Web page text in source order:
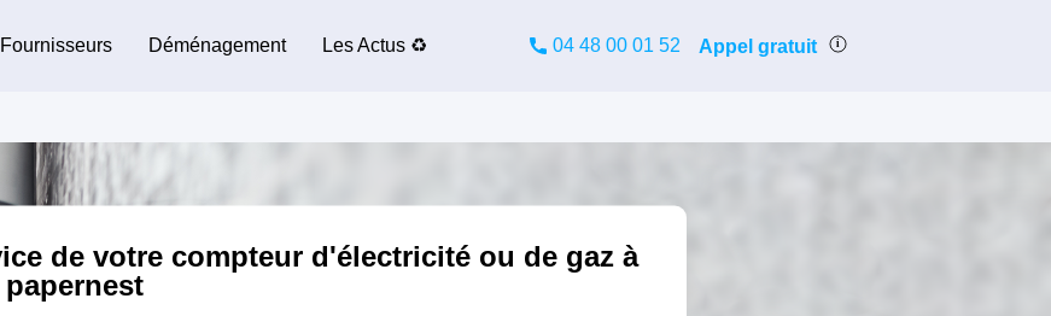
Fournisseurs Déménagement Les Actus ♻️ 04 48 00 01 52 Appel gratuit